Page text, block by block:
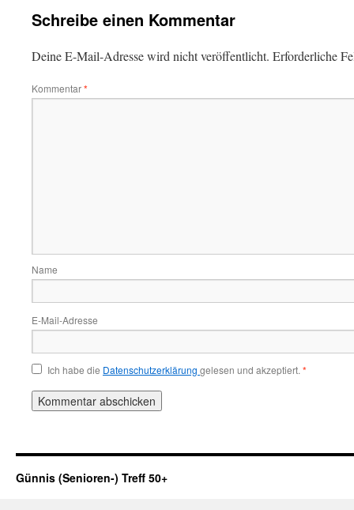
Schreibe einen Kommentar
Deine E-Mail-Adresse wird nicht veröffentlicht. Erforderliche
Kommentar*
Name
E-Mail-Adresse
Ich habe die Datenschutzerklärung gelesen und akzeptiert. *
Günnis (Senioren-) Treff 50+